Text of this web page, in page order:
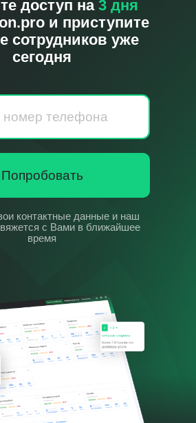
доступ на 3 дня
и приступите
сотрудников уже
сегодня
контактные данные и наш
с Вами в ближайшее
время
Попробовать